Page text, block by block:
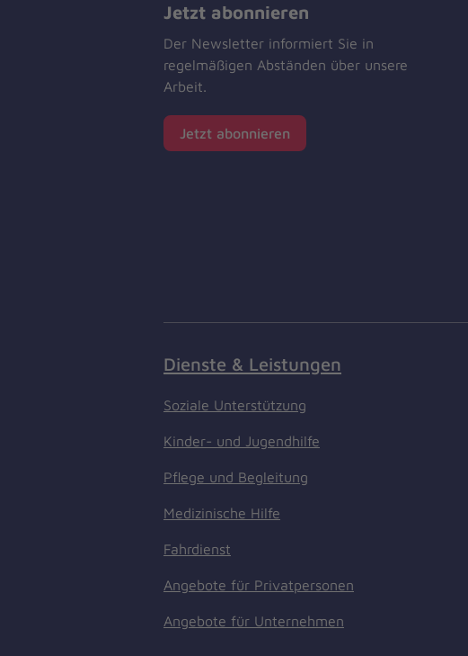
Jetzt abonnieren
Der Newsletter informiert Sie in
regelmäßigen Abständen über unsere
Arbeit.
Jetzt abonnieren
Dienste & Leistungen
Soziale Unterstützung
Kinder- und Jugendhilfe
Pflege und Begleitung
Medizinische Hilfe
Fahrdienst
Angebote für Privatpersonen
Angebote für Unternehmen